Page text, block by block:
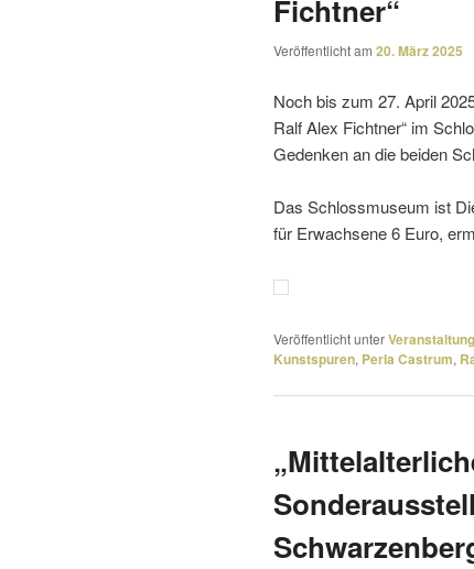
Fichtner“
Veröffentlicht am 20. März 2025
Noch bis zum 27. April
Ralf Alex Fichtner“ im
Gedenken an die beiden
Das Schlossmuseum ist
für Erwachsene 6 Euro,
Veröffentlicht unter
Kunstspuren, Perla Castrum,